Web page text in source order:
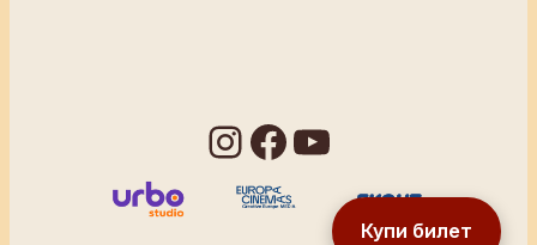
Instagram
Facebook
YouTube
Купи билет